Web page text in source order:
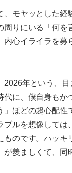
、モヤッとした経
周りにいる「何を
内心イライラを募
2026年という、
代に、僕自身もか
」ほどの超心配性
ブルを想像しては
ものです。ハッキ
が羨ましくて、同